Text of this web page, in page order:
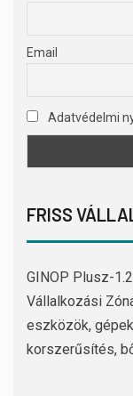
Email
Adatvédelmi
FRISS
GINOP Plusz-
Vállalkozási
eszközök,
korszerűsítés,